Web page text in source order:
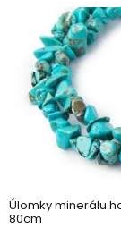
Úlomky minerálu
80cm